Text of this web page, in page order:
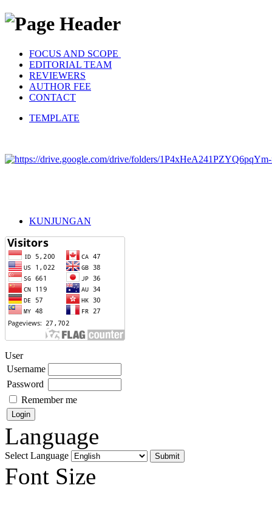
FOCUS AND SCOPE
EDITORIAL TEAM
REVIEWERS
AUTHOR FEE
CONTACT
TEMPLATE
KUNJUNGAN
User
Username
Password
Remember me
Language
Select Language
Font Size